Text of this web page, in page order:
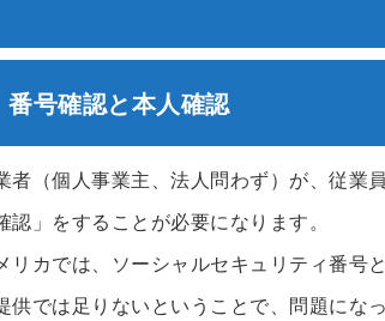
番号確認と本人確認
者（個人事業主、法人問わず）が、従業
認」をすることが必要になります。
リカでは、ソーシャルセキュリティ番号
供では足りないということで、問題にな